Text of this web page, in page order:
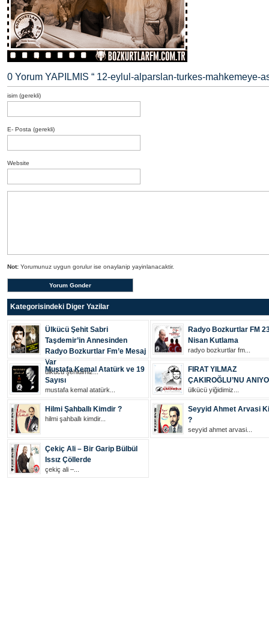
0 Yorum YAPILMIS “ 12-eylul-alparslan-turkes-mahkemeye-
isim (gerekli)
E- Posta (gerekli)
Website
Not: Yorumunuz uygun gorulur ise onaylanip yayinlanacaktir.
Kategorisindeki Diger Yazilar
Ülkücü Şehit Sabri
Taşdemir’in Annesinden
Radyo Bozkurtlar Fm’e Mesaj
Var
ülkücü şehi̇di̇mi̇z...
Radyo Bozkurtlar FM
Nisan Kutlama
radyo bozkurtlar fm...
Mustafa Kemal Atatürk ve 19
Sayısı
mustafa kemal atatürk...
FIRAT YILMAZ
ÇAKIROĞLU’NU
ülkücü yiğidimiz...
Hilmi Şahballı Kimdir ?
hilmi şahballı kimdir...
Seyyid Ahmet Arvasi
?
seyyid ahmet arvasi...
Çekiç Ali – Bir Garip Bülbül
Issız Çöllerde
çekiç ali –...